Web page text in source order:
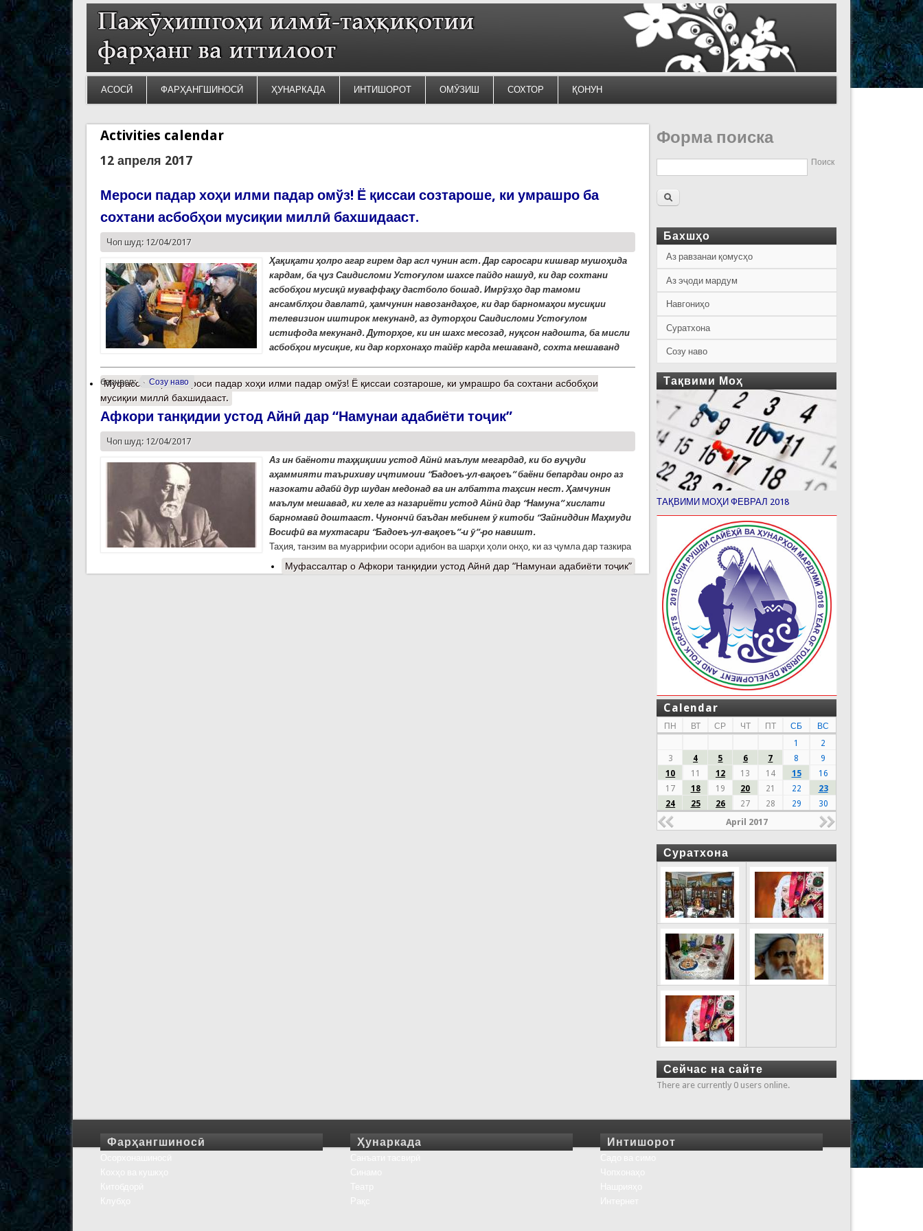
АСОСӢ ФАРҲАНГШИНОСӢ ҲУНАРКАДА ИНТИШОРОТ ОМӮЗИШ СОХТОР ҚОНУН
Activities calendar
12 апреля 2017
Мероси падар хоҳи илми падар омўз! Ё қиссаи созтароше, ки умрашро ба
сохтани асбобҳои мусиқии миллӣ бахшидааст.
Чоп шуд: 12/04/2017
Ҳақиқати ҳолро агар гирем дар асл чунин аст. Дар саросари кишвар мушоҳида
кардам, ба ҷуз Саидисломи Устоғулом шахсе пайдо нашуд, ки дар сохтани
асбобҳои мусиқӣмуваффақу дастболо бошад. Имрӯзҳо дар тамоми
ансамблҳои давлатӣ, ҳамчунин навозандаҳое, ки дар барномаҳои мусиқии
телевизион иштирок мекунанд, аз дуторҳои Саидисломи Устоғулом
истифода мекунанд. Дуторҳое, ки ин шахс месозад, нуқсон надошта, ба мисли
асбобҳои мусиқие, ки дар корхонаҳо тайёр карда мешаванд, сохта мешаванд
барчасп: Созу наво
Муфассалтаро Мероси падар хоҳи илми падар омўз! Ё қиссаи созтароше, ки умрашро ба сохтани асбобҳои
мусиқии миллӣ бахшидааст.
Афкори танқидии устод Айнӣ дар “Намунаи адабиёти тоҷик”
Чоп шуд: 12/04/2017
Аз ин баёноти таҳқиқиии устод Айнӣ маълум мегардад, ки бо вуҷуди
аҳаммияти таърихиву иҷтимоии “Бадоеъ-ул-вақоеъ” баёни бепардаи онро аз
назокати адабӣ дур шудан медонад ва ин албатта таҳсин нест. Ҳамчунин
маълум мешавад, ки хеле аз назариёти устод Айнӣ дар “Намуна” хислати
барномавӣ доштааст. Чунончӣ баъдан мебинем ӯ китоби “Зайниддин Маҳмуди
Восифӣ ва мухтасари “Бадоеъ-ул-вақоеъ”-и ӯ”-ро навишт.
Таҳия, танзим ва муаррифии осори адибон ва шарҳи ҳоли онҳо, ки аз ҷумла дар тазкира
Муфассалтар о Афкори танқидии устод Айнӣ дар “Намунаи адабиёти тоҷик”
Форма поиска
Поиск
Бахшҳо
Аз равзанаи қомусҳо
Аз эҷоди мардум
Навгониҳо
Суратхона
Созу наво
Тақвими Моҳ
ТАҚВИМИ МОҲИ ФЕВРАЛ 2018
Calendar
ПН ВТ СР ЧТ ПТ СБ
ВС
1
2
3
4 5 6 7 8
9
10
11 12 13 14 15
16
17
18 19 20 21 22
23
24
25 26 27 28 29 30
April 2017
Суратхона
Сейчас на сайте
There are currently 0 users online.
Фарҳангшиносӣ Ҳунаркада Интишорот